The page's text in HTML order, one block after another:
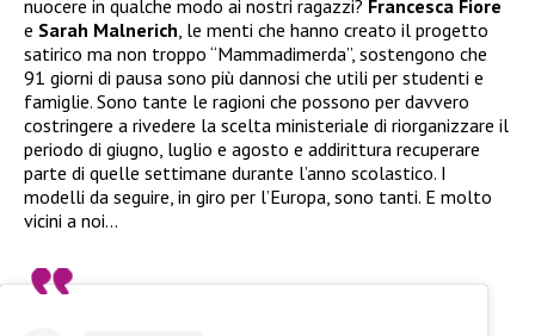
nuocere in qualche modo ai nostri ragazzi? Francesca Fiore
e Sarah Malnerich , le menti che hanno creato il progetto
satirico ma non troppo “Mammadimerda”, sostengono che
91 giorni di pausa sono più dannosi che utili per studenti e
famiglie. Sono tante le ragioni che possono per davvero
costringere a rivedere la scelta ministeriale di riorganizzare il
periodo di giugno, luglio e agosto e addirittura recuperare
parte di quelle settimane durante l’anno scolastico. I
modelli da seguire, in giro per l’Europa, sono tanti. E molto
vicini a noi…